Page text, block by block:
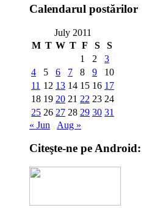
Calendarul postărilor
July 2011
M T W T F S
S
1
2
3
4
5 6 7 8 9
10
11 12 13 14 15 16 17
18 19 20 21 22 23 24
25 26 27 28 29 30 31
« Jun
Aug »
Citeşte-ne pe Android: